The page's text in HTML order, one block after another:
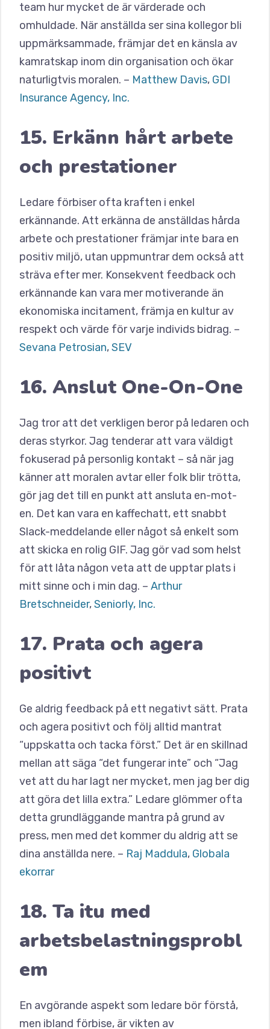
team hur mycket de är värderade och
omhuldade. När anställda ser sina kollegor bli
uppmärksammade, främjar det en känsla av
kamratskap inom din organisation och ökar
naturligtvis moralen. – Matthew Davis, GDI
Insurance Agency, Inc.
15. Erkänn hårt arbete
och prestationer
Ledare förbiser ofta kraften i enkel
erkännande. Att erkänna de anställdas hårda
arbete och prestationer främjar inte bara en
positiv miljö, utan uppmuntrar dem också att
sträva efter mer. Konsekvent feedback och
erkännande kan vara mer motiverande än
ekonomiska incitament, främja en kultur av
respekt och värde för varje individs bidrag. –
Sevana Petrosian,SEV
16. Anslut One-On-One
Jag tror att det verkligen beror på ledaren och
deras styrkor. Jag tenderar att vara väldigt
fokuserad på personlig kontakt – så när jag
känner att moralen avtar eller folk blir trötta,
gör jag det till en punkt att ansluta en-mot-
en. Det kan vara en kaffechatt, ett snabbt
Slack-meddelande eller något så enkelt som
att skicka en rolig GIF. Jag gör vad som helst
för att låta någon veta att de upptar plats i
mitt sinne och i min dag. – Arthur
Bretschneider,Seniorly, Inc.
17. Prata och agera
positivt
Ge aldrig feedback på ett negativt sätt. Prata
och agera positivt och följ alltid mantrat
“uppskatta och tacka först.” Det är en skillnad
mellan att säga “det fungerar inte” och “Jag
vet att du har lagt ner mycket, men jag ber dig
att göra det lilla extra.” Ledare glömmer ofta
detta grundläggande mantra på grund av
press, men med det kommer du aldrig att se
dina anställda nere. – Raj Maddula, Globala
ekorrar
18. Ta itu med
arbetsbelastningsprobl
em
En avgörande aspekt som ledare bör förstå,
men ibland förbise, är vikten av